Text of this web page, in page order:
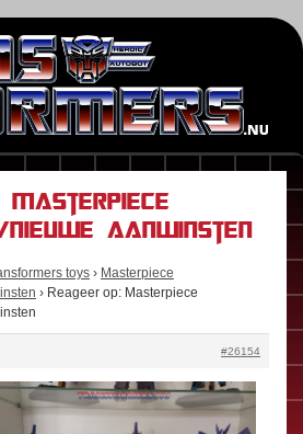
Masterpiece
aanwinsten
toys › Masterpiece
› Reageer op: Masterpiece
#26154